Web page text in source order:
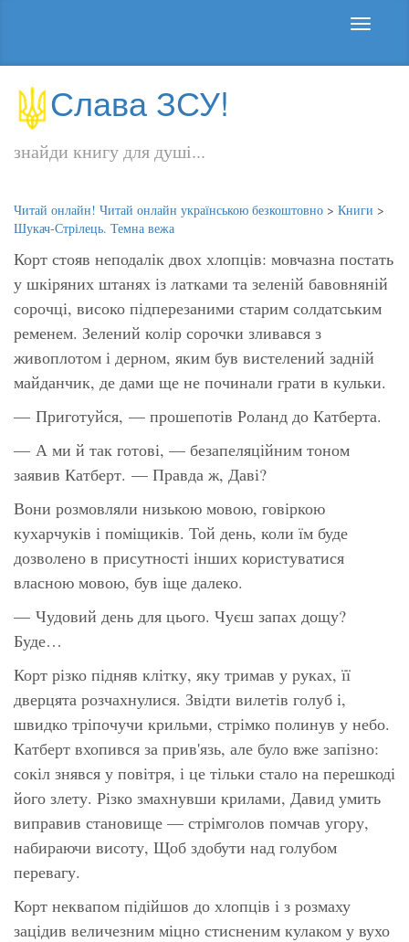
Слава ЗСУ!
знайди книгу для душі...
Читай онлайн! Читай онлайн українською безкоштовно > Книги >
Шукач-Стрілець. Темна вежа
Корт стояв неподалік двох хлопців: мовчазна постать
у шкіряних штанях із латками та зеленій бавовняній
сорочці, високо підперезаними старим солдатським
ременем. Зелений колір сорочки зливався з
живоплотом і дерном, яким був вистелений задній
майданчик, де дами ще не починали грати в кульки.
— Приготуйся, — прошепотів Роланд до Катберта.
— А ми й так готові, — безапеляційним тоном
заявив Катберт. — Правда ж, Даві?
Вони розмовляли низькою мовою, говіркою
кухарчуків і поміщиків. Той день, коли їм буде
дозволено в присутності інших користуватися
власною мовою, був іще далеко.
— Чудовий день для цього. Чуєш запах дощу?
Буде…
Корт різко підняв клітку, яку тримав у руках, її
дверцята розчахнулися. Звідти вилетів голуб і,
швидко тріпочучи крильми, стрімко полинув у небо.
Катберт вхопився за прив'язь, але було вже запізно:
сокіл знявся у повітря, і це тільки стало на перешкоді
його злету. Різко змахнувши крилами, Давид умить
виправив становище — стрімголов помчав угору,
набираючи висоту, Щоб здобути над голубом
перевагу.
Корт неквапом підійшов до хлопців і з розмаху
зацідив величезним міцно стисненим кулаком у вухо